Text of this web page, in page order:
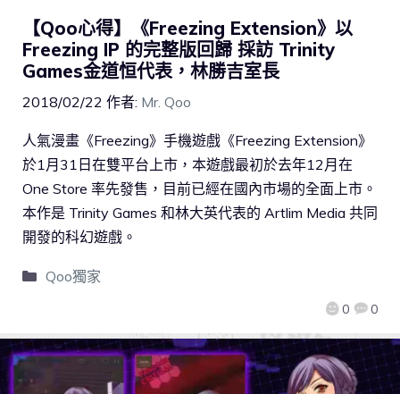
【Qoo心得】《Freezing Extension》以
Freezing IP 的完整版回歸 採訪 Trinity
Games金道恒代表，林勝吉室長
2018/02/22 作者: Mr. Qoo
0 0
人氣漫畫《Freezing》手機遊戲《Freezing Extension》
於1月31日在雙平台上市，本遊戲最初於去年12月在
One Store 率先發售，目前已經在國內市場的全面上市。
本作是 Trinity Games 和林大英代表的 Artlim Media 共同
開發的科幻遊戲。
Qoo獨家